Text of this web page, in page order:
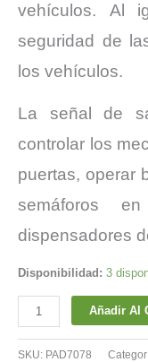
vehículos. Al
seguridad de
los vehículos.
La señal de
controlar los
puertas, operar
semáforos
dispensadores
Disponibilidad: 3
LOOP
DETECTOR
-
Añadir Al
SKU: PAD7078